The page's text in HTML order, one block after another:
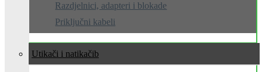
Razdjelnici, adapteri i blokade
Priključni kabeli
Utikači i natikači